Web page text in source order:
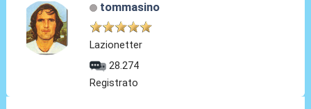
tommasino
Lazionetter
28.274
Registrato